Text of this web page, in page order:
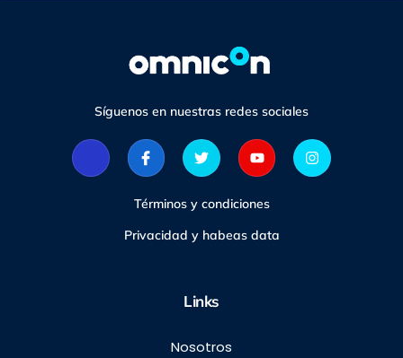
Síguenos en nuestras redes sociales
Términos y condiciones
Privacidad y habeas data
Links
Nosotros